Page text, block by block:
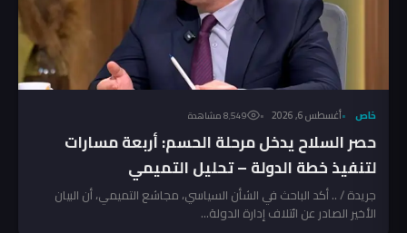
خاص أغسطس 6, 2026 8٬549 مشاهدة
حصر السلاح يدخل مرحلة الحسم: أربعة مسارات
لتنفيذ خطة الدولة – تحليل التميمي
جريدة / .. أكد الباحث في الشأن السياسي، مجاشع التميمي، أن البيان
الأخير الصادر عن ائتلاف إدارة الدولة...